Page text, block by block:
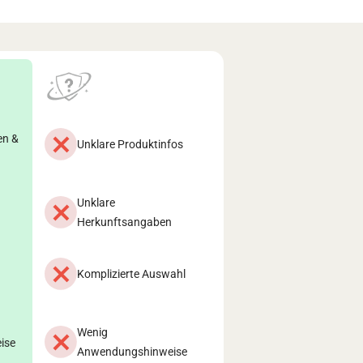
&
Unklare Produktinfos
Unklare
Herkunftsangaben
Komplizierte Auswahl
Wenig
Anwendungshinweise